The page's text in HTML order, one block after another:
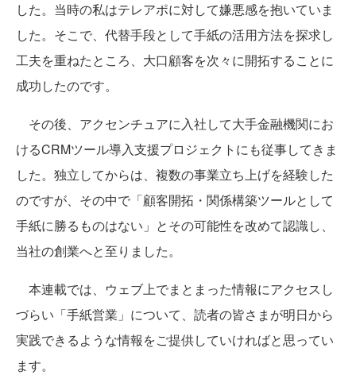
した。当時の私はテレアポに対して嫌悪感を抱いていま
した。そこで、代替手段として手紙の活用方法を探求し
工夫を重ねたところ、大口顧客を次々に開拓することに
成功したのです。
その後、アクセンチュアに入社して大手金融機関にお
けるCRMツール導入支援プロジェクトにも従事してきま
した。独立してからは、複数の事業立ち上げを経験した
のですが、その中で「顧客開拓・関係構築ツールとして
手紙に勝るものはない」とその可能性を改めて認識し、
当社の創業へと至りました。
本連載では、ウェブ上でまとまった情報にアクセスし
づらい「手紙営業」について、読者の皆さまが明日から
実践できるような情報をご提供していければと思ってい
ます。